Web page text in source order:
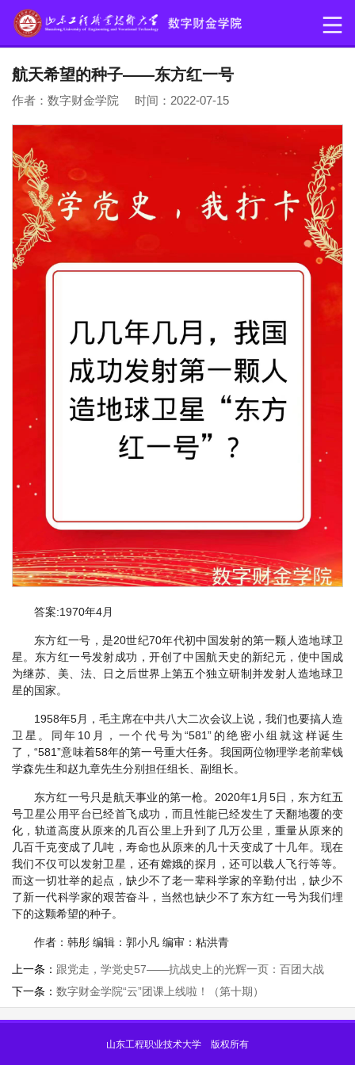
航天希望的种子——东方红一号
作者：数字财金学院 时间：2022-07-15
答案:1970年4月
东方红一号，是20世纪70年代初中国发射的第一颗人造地球卫
星。东方红一号发射成功，开创了中国航天史的新纪元，使中国成
为继苏、美、法、日之后世界上第五个独立研制并发射人造地球卫
星的国家。
1958年5月，毛主席在中共八大二次会议上说，我们也要搞人造
卫星。同年10月，一个代号为“581”的绝密小组就这样诞生
了，“581”意味着58年的第一号重大任务。我国两位物理学老前辈钱
学森先生和赵九章先生分别担任组长、副组长。
东方红一号只是航天事业的第一枪。2020年1月5日，东方红五
号卫星公用平台已经首飞成功，而且性能已经发生了天翻地覆的变
化，轨道高度从原来的几百公里上升到了几万公里，重量从原来的
几百千克变成了几吨，寿命也从原来的几十天变成了十几年。现在
我们不仅可以发射卫星，还有嫦娥的探月，还可以载人飞行等等。
而这一切壮举的起点，缺少不了老一辈科学家的辛勤付出，缺少不
了新一代科学家的艰苦奋斗，当然也缺少不了东方红一号为我们埋
下的这颗希望的种子。
作者：韩彤 编辑：郭小凡 编审：粘洪青
上一条： 跟党走，学党史57——抗战史上的光辉一页：百团大战
下一条： 数字财金学院“云”团课上线啦！（第十期）
山东工程职业技术大学 版权所有